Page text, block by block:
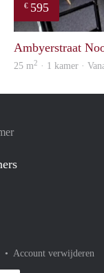
€ 595
Ambyerstraat
25 m2 · 1 kamer ·
Account verwijderen